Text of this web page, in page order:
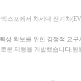
스포에서 차세대 전기차
성 확보를 위한 경쟁적 요
운 제형을 개발했습니다.